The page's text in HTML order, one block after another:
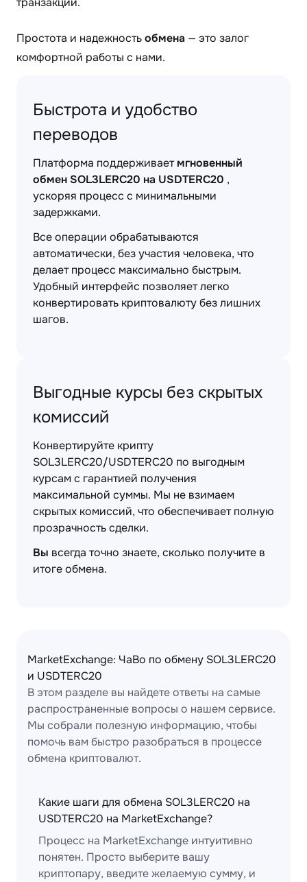
Простота и надежностьобмена — это залог
комфортной работы с нами.
Быстрота и удобство
переводов
Платформа поддерживаетмгновенный
обмен SOL3LERC20 на USDTERC20 ,
ускоряя процесс с минимальными
задержками.
Все операции обрабатываются
автоматически, без участия человека, что
делает процесс максимально быстрым.
Удобный интерфейс позволяет легко
конвертировать криптовалюту без лишних
шагов.
Выгодные курсы без скрытых
комиссий
Конвертируйте крипту
SOL3LERC20/USDTERC20 по выгодным
курсам с гарантией получения
максимальной суммы. Мы не взимаем
скрытых комиссий, что обеспечивает полную
прозрачность сделки.
Вы всегда точно знаете, сколько получите в
итоге обмена.
MarketExchange: ЧаВо по обмену SOL3LERC20
и USDTERC20
В этом разделе вы найдете ответы на самые
распространенные вопросы о нашем сервисе.
Мы собрали полезную информацию, чтобы
помочь вам быстро разобраться в процессе
обмена криптовалют.
Какие шаги для обмена SOL3LERC20 на
USDTERC20 на MarketExchange?
Процесс на MarketExchange интуитивно
понятен. Просто выберите вашу
криптопару, введите желаемую сумму, и